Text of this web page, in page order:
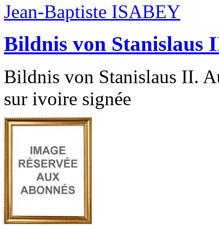
Jean-Baptiste ISABEY
Bildnis von Stanislaus
Bildnis von Stanislaus II.
sur ivoire signée